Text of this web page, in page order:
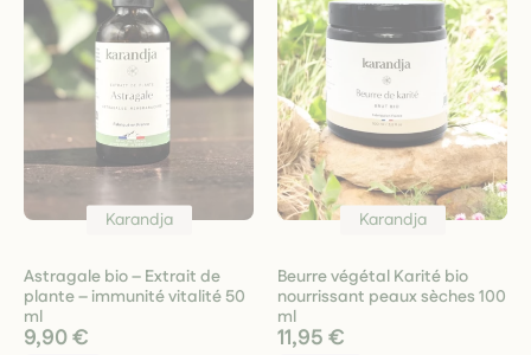
Karandja
Astragale bio – Extrait de
plante – immunité vitalité 50
ml
9,90 €
Karandja
Beurre végétal Karité bio
nourrissant peaux sèches 100
ml
11,95 €